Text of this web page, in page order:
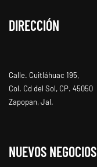
DIRECCIÓN
Calle. Cuitláhuac 195,
Col. Cd del Sol, CP. 45050
Zapopan, Jal.
NUEVOS NEGOCIOS